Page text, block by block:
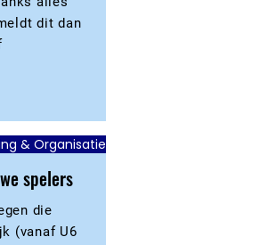
dit dan
& Organisatie
spelers
die
(vanaf U6